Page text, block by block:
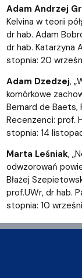
Adam Andrzej
Kelvina w teorii
dr hab. Adam
dr hab. Katarzyna
stopnia: 20
Adam Dzedzej,
komórkowe
Bernard de Baets,
Recenzenci: prof.
stopnia: 14
Marta Leśniak,
odwzorowań
Błażej
prof.UWr, dr hab.
stopnia: 10